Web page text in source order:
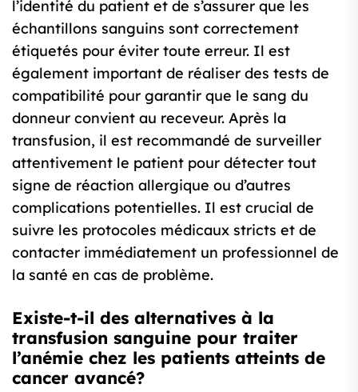
l’identité du patient et de s’assurer que les
échantillons sanguins sont correctement
étiquetés pour éviter toute erreur. Il est
également important de réaliser des tests de
compatibilité pour garantir que le sang du
donneur convient au receveur. Après la
transfusion, il est recommandé de surveiller
attentivement le patient pour détecter tout
signe de réaction allergique ou d’autres
complications potentielles. Il est crucial de
suivre les protocoles médicaux stricts et de
contacter immédiatement un professionnel de
la santé en cas de problème.
Existe-t-il des alternatives à la
transfusion sanguine pour traiter
l’anémie chez les patients atteints de
cancer avancé?